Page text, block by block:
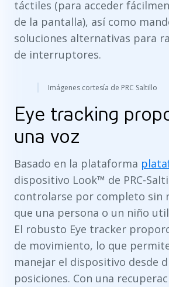
táctiles (para acceder
de la pantalla), así como
soluciones alternativas para
de interruptores.
Imágenes cortesía de PRC Saltillo
Eye tracking
una voz
Basado en la plataforma
dispositivo Look™ de PRC-
controlarse por completo sin
que una persona o un niño
El robusto Eye tracker
de movimiento, lo que
manejar el dispositivo desde
posiciones. Con una